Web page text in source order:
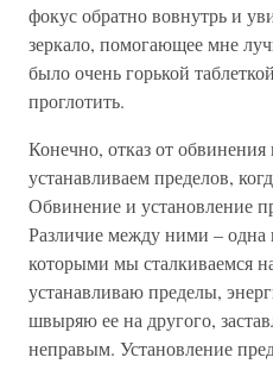
фокус обратно вовнутрь и
зеркало, помогающее мне
было очень горькой
проглотить.
Конечно, отказ от
устанавливаем пределов,
Обвинение и установление
Различие между ними –
которыми мы сталкиваемся
устанавливаю пределы,
швыряю ее на другого,
неправым. Установление